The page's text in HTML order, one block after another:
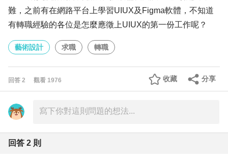
難，之前有在網路平台上學習UIUX及Figma軟體，不知道
有轉職經驗的各位是怎麼應徵上UIUX的第一份工作呢？
藝術設計 求職 轉職
回答 2 觀看 1976 分享
收藏
回答 2 則